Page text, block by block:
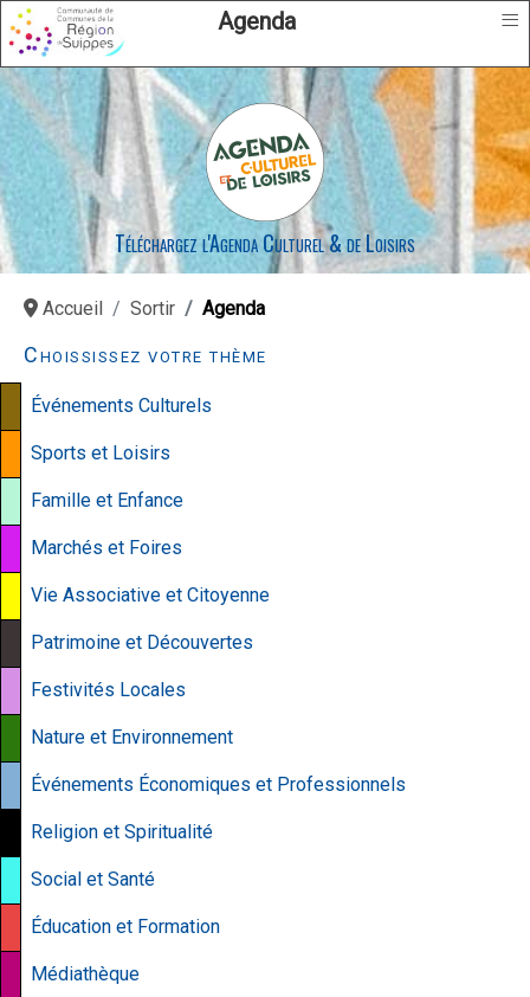
Agenda ≡
Téléchargez l'Agenda Culturel & de Loisirs
Accueil Sortir Agenda
Choississez votre thème
Événements Culturels
Sports et Loisirs
Famille et Enfance
Marchés et Foires
Vie Associative et Citoyenne
Patrimoine et Découvertes
Festivités Locales
Nature et Environnement
Événements Économiques et Professionnels
Religion et Spiritualité
Social et Santé
Éducation et Formation
Médiathèque